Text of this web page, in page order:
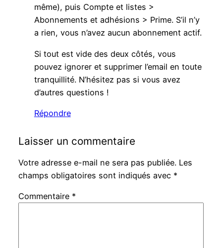
même), puis Compte et listes >
Abonnements et adhésions > Prime. S’il n’y
a rien, vous n’avez aucun abonnement actif.
Si tout est vide des deux côtés, vous
pouvez ignorer et supprimer l’email en toute
tranquillité. N’hésitez pas si vous avez
d’autres questions !
Répondre
Laisser un commentaire
Votre adresse e-mail ne sera pas publiée. Les
champs obligatoires sont indiqués avec *
Commentaire *